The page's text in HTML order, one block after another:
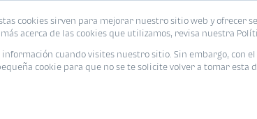
cookies sirven para mejorar nuestro sitio web y ofrecer
acerca de las cookies que utilizamos, revisa nuestra
cuando visites nuestro sitio. Sin embargo, con
cookie para que no se te solicite volver a tomar esta
Eventos Promociones Blog